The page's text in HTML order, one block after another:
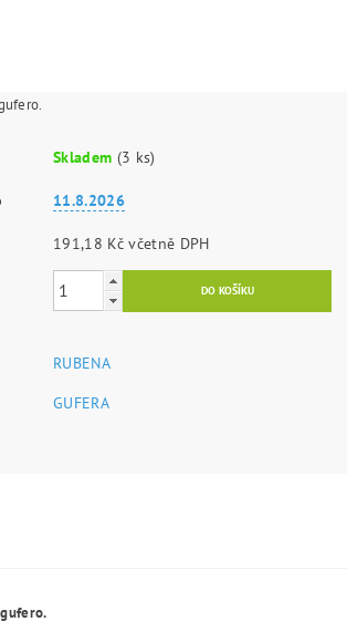
Skladem (3 ks)
11.8.2026
191,18 Kč včetně DPH
RUBENA
GUFERA